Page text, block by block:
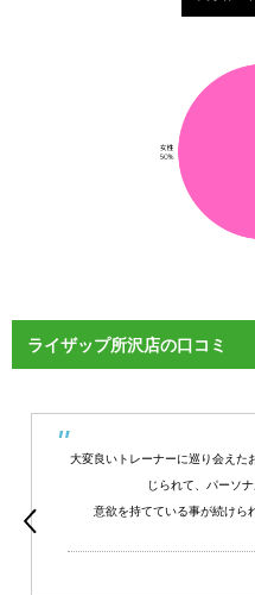
ライザップ所沢店の口コミ
大変良いトレーナーに巡り会えた
じられて、パーソ
意欲を持てている事が続けら